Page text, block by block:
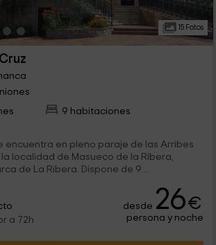
15 Fotos
9 habitaciones
encuentra en pleno paraje de las Arribes
la localidad de Masueco de la Ribera,
de La Ribera. Dispone de 9
descanso tras un largo día de rutas
y, además, podrás recargar las pilas en su
mejores productos gastronómicos de la
a 72h
desde 26€
persona y noche